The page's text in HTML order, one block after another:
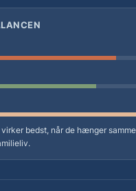
virker bedst, når de hænger